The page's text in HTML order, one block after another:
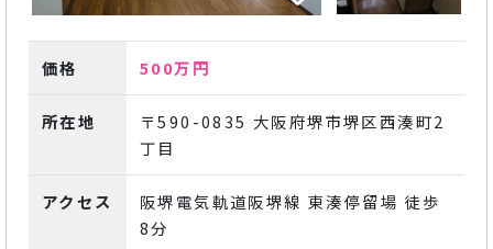
価格 500万円
所在地
〒590-0835 大阪府堺市堺区西湊町2
丁目
アクセス
阪堺電気軌道阪堺線 東湊停留場 徒歩
8分